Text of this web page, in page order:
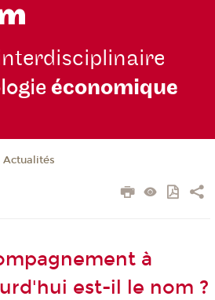
économique
Actualités
à
est-il le nom ?